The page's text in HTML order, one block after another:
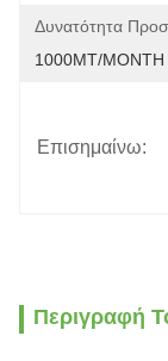
Δυνατότητα
1000MT/MONTH
Επισημαίνω:
Περιγραφή